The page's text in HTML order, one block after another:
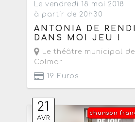
Le vendredi 18 mai 2018
à partir de 20h30
ANTONIA DE
DANS MOI JEU !
Le théâtre municipal
Colmar
19 Euros
21
AVR
chanson